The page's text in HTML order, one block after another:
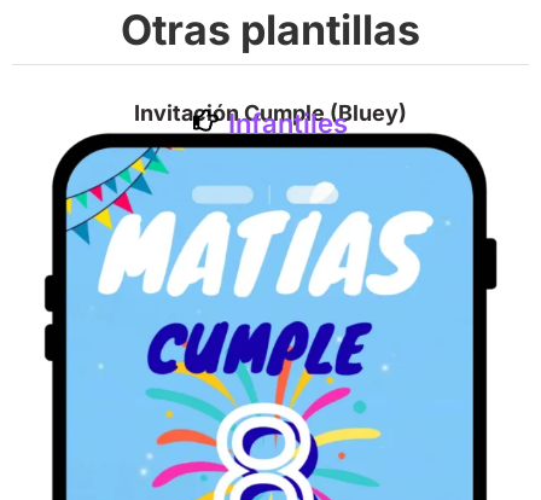
Otras plantillas
Invitación Cumple (Bluey)
Infantiles